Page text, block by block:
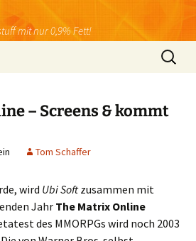
mit nur 0,9% Fett!
Suchen
nach:
– Screens & kommt
Tom Schaffer
wird Ubi Softzusammen mit
Jahr The Matrix Online
des MMORPGs wird noch 2003